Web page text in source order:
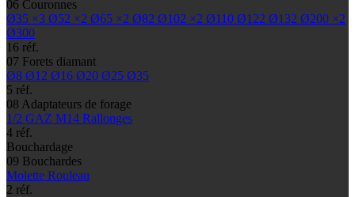
06 Couronnes
Ø35 ×3 Ø52 ×2 Ø65 ×2 Ø82 Ø102 ×2 Ø110 Ø122 Ø132 Ø200 ×2
Ø300
16 réf.
07 Forets diamant
Ø8 Ø12 Ø16 Ø20 Ø25 Ø35
5 réf.
08 Adaptateurs de forage
1/2 GAZ M14 Rallonges
4 réf.
Bouchardage
09 Bouchardes
Molette Rouleau
2 réf.